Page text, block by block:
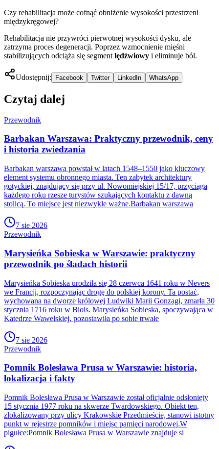
Czy rehabilitacja może cofnąć obniżenie wysokości przestrzeni
międzykręgowej?
Rehabilitacja nie przywróci pierwotnej wysokości dysku, ale
zatrzyma proces degeneracji. Poprzez wzmocnienie mięśni
stabilizujących odciąża się segment lędźwiowy i eliminuje ból.
Udostępnij: Facebook Twitter LinkedIn WhatsApp
Czytaj dalej
Przewodnik
Barbakan Warszawa: Praktyczny przewodnik, ceny
i historia zwiedzania
Barbakan warszawa powstał w latach 1548–1550 jako kluczowy
element systemu obronnego miasta. Ten zabytek architektury
gotyckiej, znajdujący się przy ul. Nowomiejskiej 15/17, przyciąga
każdego roku rzesze turystów szukających kontaktu z dawną
stolicą. To miejsce jest niezwykle ważne.Barbakan warszawa
7 sie 2026
Przewodnik
Marysieńka Sobieska w Warszawie: praktyczny
przewodnik po śladach historii
Marysieńka Sobieska urodziła się 28 czerwca 1641 roku w Nevers
we Francji, rozpoczynając drogę do polskiej korony. Ta postać,
wychowana na dworze królowej Ludwiki Marii Gonzagi, zmarła 30
stycznia 1716 roku w Blois. Marysieńka Sobieska, spoczywająca w
Katedrze Wawelskiej, pozostawiła po sobie trwałe
7 sie 2026
Przewodnik
Pomnik Bolesława Prusa w Warszawie: historia,
lokalizacja i fakty
Pomnik Bolesława Prusa w Warszawie został oficjalnie odsłonięty
15 stycznia 1977 roku na skwerze Twardowskiego. Obiekt ten,
zlokalizowany przy ulicy Krakowskie Przedmieście, stanowi istotny
punkt w rejestrze pomników i miejsc pamięci narodowej.W
pigułce:Pomnik Bolesława Prusa w Warszawie znajduje si